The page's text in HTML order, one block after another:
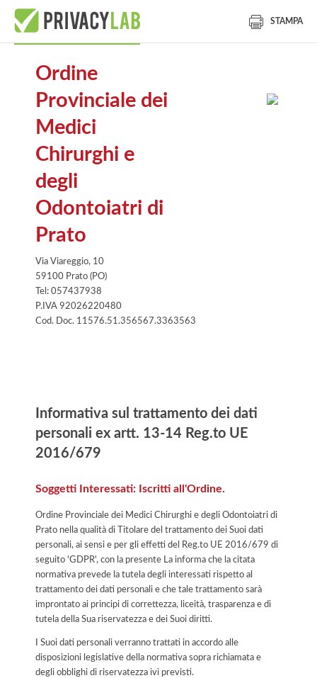
STAMPA
Ordine
Provinciale dei
Medici
Chirurghi e
degli
Odontoiatri di
Prato
Via Viareggio, 10
59100 Prato (PO)
Tel: 057437938
P.IVA 92026220480
Cod. Doc. 11576.51.356567.3363563
Informativa sul trattamento dei dati
personali ex artt. 13-14 Reg.to UE
2016/679
Soggetti Interessati: Iscritti all'Ordine.
Ordine Provinciale dei Medici Chirurghi e degli Odontoiatri di
Prato nella qualità di Titolare del trattamento dei Suoi dati
personali, ai sensi e per gli effetti del Reg.to UE 2016/679 di
seguito 'GDPR', con la presente La informa che la citata
normativa prevede la tutela degli interessati rispetto al
trattamento dei dati personali e che tale trattamento sarà
improntato ai principi di correttezza, liceità, trasparenza e di
tutela della Sua riservatezza e dei Suoi diritti.
I Suoi dati personali verranno trattati in accordo alle
disposizioni legislative della normativa sopra richiamata e
degli obblighi di riservatezza ivi previsti.